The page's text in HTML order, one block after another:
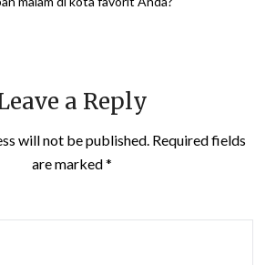
a Reply
will not be published. Required fields
are marked*